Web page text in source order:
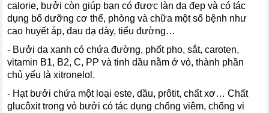
calorie, bưởi còn giúp bạn có được làn da đẹp và có tác
dụng bổ dưỡng cơ thể, phòng và chữa một số bệnh như
cao huyết áp, đau dạ dày, tiểu đường…
- Bưởi da xanh có chứa đường, phốt pho, sắt, caroten,
vitamin B1, B2, C, PP và tinh dầu nằm ở vỏ, thành phần
chủ yếu là xitronelol.
- Hạt bưởi chứa một loại este, dầu, prôtit, chất xơ… Chất
glucôxit trong vỏ bưởi có tác dụng chống viêm, chống vi